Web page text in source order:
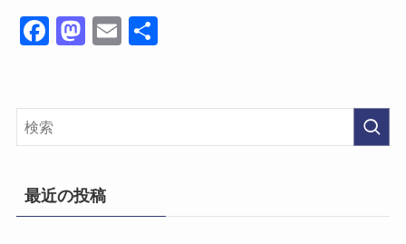
Fa
ce
ok
M
as
do
n
E
m
共
最近の投稿